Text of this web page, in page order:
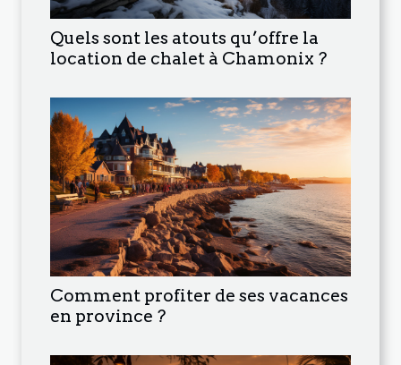
Quels sont les atouts qu’offre la
location de chalet à Chamonix ?
Comment profiter de ses vacances
en province ?